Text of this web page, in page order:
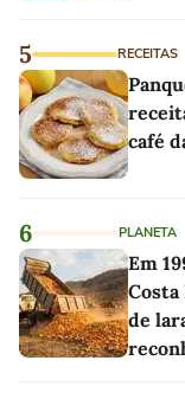
5 RECEITAS
café
6 PLANETA
Em
Costa
de